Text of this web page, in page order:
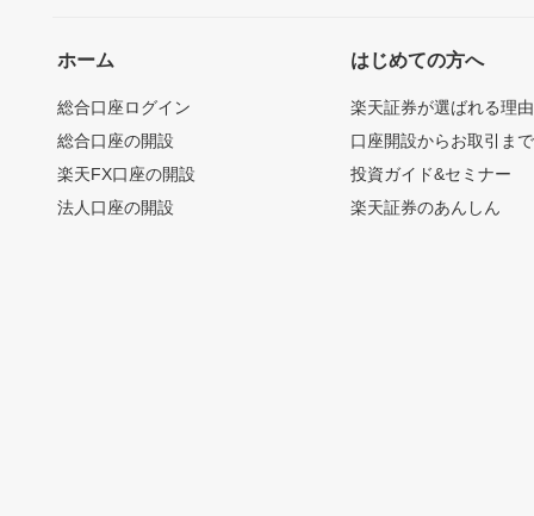
ホーム
総合口座ログイン
総合口座の開設
楽天FX口座の開設
法人口座の開設
はじめての方へ
楽天証券が選ばれる理由
口座開設からお取引ま
投資ガイド&セミナー
楽天証券のあんしん